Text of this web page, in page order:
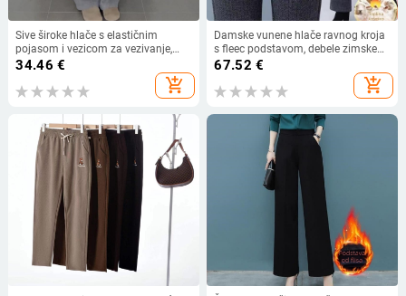
Sive široke hlače s elastičnim
pojasom i vezicom za vezivanje,
casual stil, dugi kroj
34.46 €
add_shopping_cart
Damske vunene hlače ravnog kroja
s fleec podstavom, debele zimske
hlače, visokog struka, ležeran kroj,
67.52 €
add_shopping_cart